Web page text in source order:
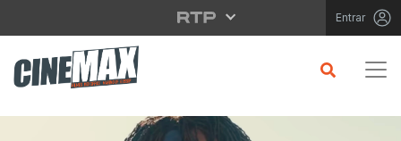
Saltar para o conteúdo principal Entrar